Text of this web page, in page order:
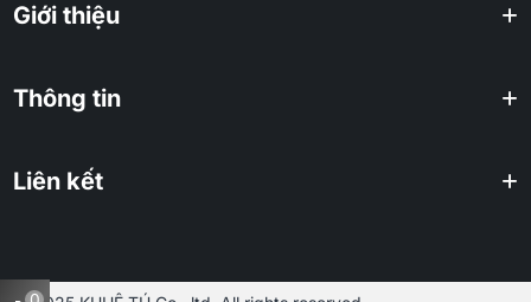
Giới thiệu
Thông tin
Liên kết